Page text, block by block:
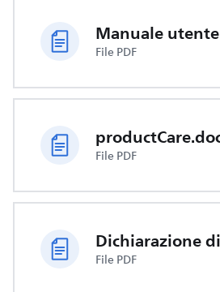
Manuale utente
File PDF
File PDF
File PDF